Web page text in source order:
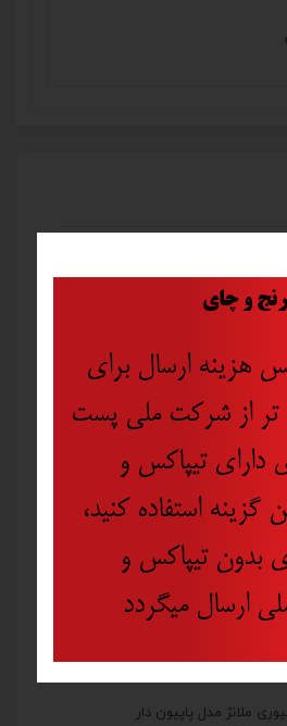
ملانژ مدل پاپیون دار
و چای
هزینه ارسال برای
تر از شرکت ملی پست
تیپاکس و
استفاده کنید،
بدون تیپاکس و
ارسال میگردد